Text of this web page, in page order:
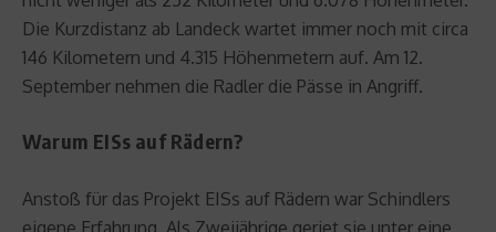
Die Kurzdistanz ab Landeck wartet immer noch mit circa
146 Kilometern und 4.315 Höhenmetern auf. Am 12.
September nehmen die Radler die Pässe in Angriff.
Warum EISs auf Rädern?
Anstoß für das Projekt EISs auf Rädern war Schindlers
eigene Erfahrung. Als Zweijährige geriet sie unter eine